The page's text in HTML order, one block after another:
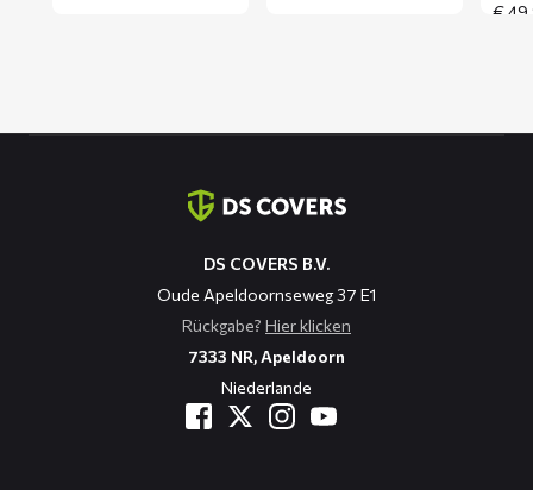
€
DS COVERS B.V.
Oude Apeldoornseweg 37 E1
Rückgabe? Hier klicken
7333 NR, Apeldoorn
Niederlande